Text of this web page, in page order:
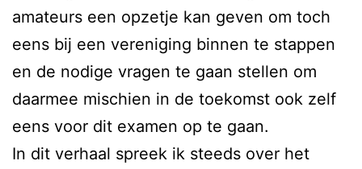
amateurs een opzetje kan geven om toch
eens bij een vereniging binnen te stappen
en de nodige vragen te gaan stellen om
daarmee mischien in de toekomst ook zelf
eens voor dit examen op te gaan.
In dit verhaal spreek ik steeds over het